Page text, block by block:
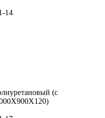
14
(с